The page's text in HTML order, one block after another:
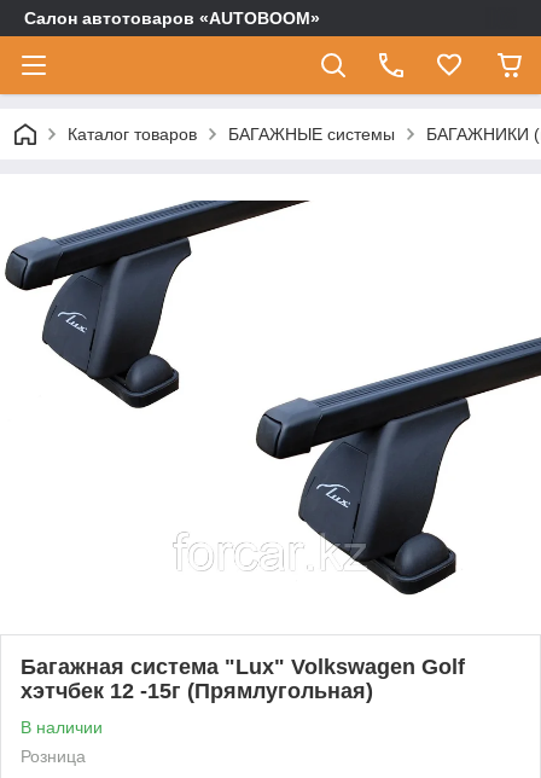
Салон автотоваров «AUTOBOOM»
Каталог товаров БАГАЖНЫЕ системы БАГАЖНИКИ
Багажная система "Lux" Volkswagen Golf
хэтчбек 12 -15г (Прямлугольная)
В наличии
Розница